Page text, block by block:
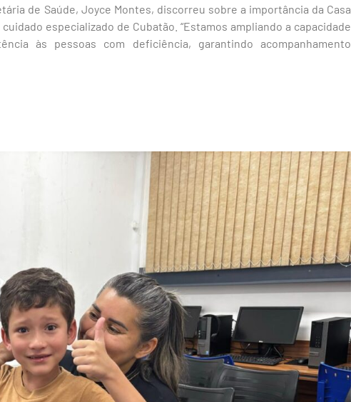
de Saúde, Joyce Montes, discorreu sobre a importância da Casa
especializado de Cubatão. “Estamos ampliando a capacidade
às pessoas com deficiência, garantindo acompanhamento